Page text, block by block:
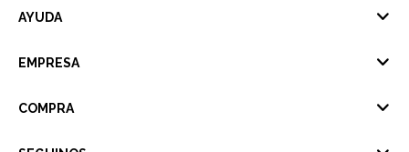
AYUDA
EMPRESA
COMPRA